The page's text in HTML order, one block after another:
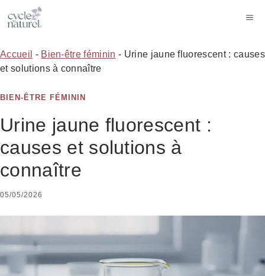
au
Accueil - Bien-être féminin - Urine jaune fluorescent : causes
et solutions à connaître
BIEN-ÊTRE FÉMININ
Urine jaune fluorescent :
causes et solutions à
connaître
05/05/2026